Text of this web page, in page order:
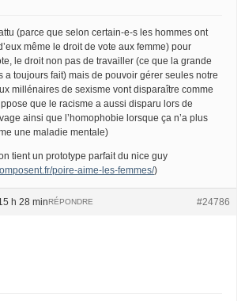
(parce que selon certain-e-s les hommes ont
même le droit de vote aux femme) pour
le droit non pas de travailler (ce que la grande
a toujours fait) mais de pouvoir gérer seules notre
millénaires de sexisme vont disparaître comme
que le racisme a aussi disparu lors de
ainsi que l’homophobie lorsque ça n’a plus
une maladie mentale)
tient un prototype parfait du nice guy
poire-aime-les-femmes/)
h 28 min #24786
RÉPONDRE